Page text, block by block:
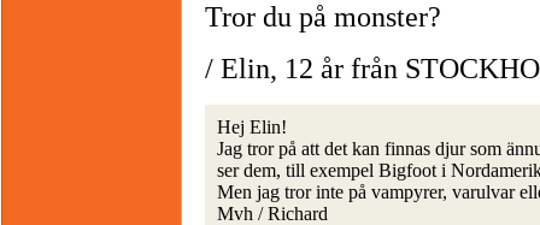
Tror du på monster?
/ Elin, 12 år från
Hej Elin!
Jag tror på att det kan finnas djur som
ser dem, till exempel Bigfoot i
Men jag tror inte på vampyrer, varulvar
Mvh / Richard